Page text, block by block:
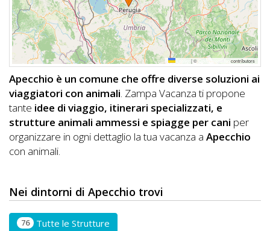
INFO
A
DOG
CHIEDI
CODICE
SCONTO
Video
Tutorial
|© OpenStreetMap contributors
Apecchio è un comune che offre diverse soluzioni ai
viaggiatori con animali. Zampa Vacanza ti propone
tante idee di viaggio, itinerari specializzati, e
strutture animali ammessi e spiagge per cani per
organizzare in ogni dettaglio la tua vacanza a Apecchio
con animali.
Nei dintorni di Apecchio trovi
76 Tutte le Strutture